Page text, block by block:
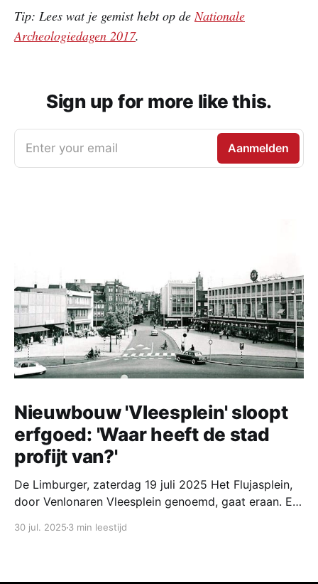
Tip: Lees wat je gemist hebt op deNationale
Archeologiedagen 2017.
Sign up for more like this.
Enter your email Aanmelden
Nieuwbouw 'Vleesplein' sloopt
erfgoed: 'Waar heeft de stad
profijt van?'
De Limburger, zaterdag 19 juli 2025 Het Flujasplein,
door Venlonaren Vleesplein genoemd, gaat eraan. Er
bibliotheek, een hotel. woningen en horeca.
30 jul. 2025 3 min leestijd